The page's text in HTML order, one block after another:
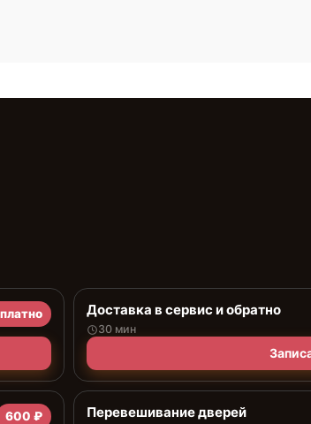
Доставка в сервис и обратно
30 мин
600 ₽ Перевешивание дверей